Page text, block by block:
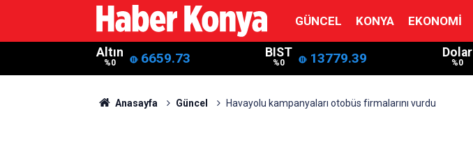
GÜNCEL KONYA EKONOMI
Altın
%0 6659.73 BIST
%0 13779.39 Dolar
%0
Anasayfa Güncel Havayolu kampanyaları otobüs firmalarını vurdu